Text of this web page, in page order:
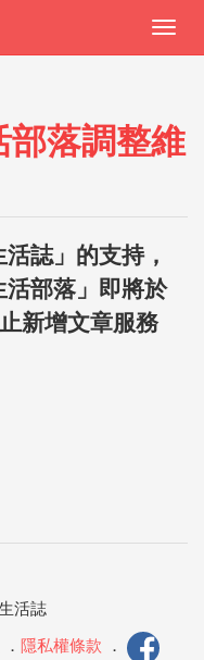
部落調整維
誌」的支持，
部落」即將於
新增文章服務
活誌
． 隱私權條款 ．